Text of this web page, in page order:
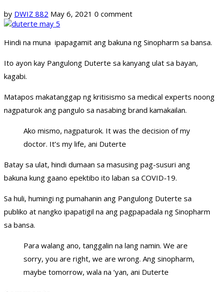
by DWIZ 882 May 6, 2021 0 comment
Hindi na muna ipapagamit ang bakuna ng Sinopharm sa bansa.
Ito ayon kay Pangulong Duterte sa kanyang ulat sa bayan,
kagabi.
Matapos makatanggap ng kritisismo sa medical experts noong
nagpaturok ang pangulo sa nasabing brand kamakailan.
Ako mismo, nagpaturok. It was the decision of my
doctor. It’s my life, ani Duterte
Batay sa ulat, hindi dumaan sa masusing pag-susuri ang
bakuna kung gaano epektibo ito laban sa COVID-19.
Sa huli, humingi ng pumahanin ang Pangulong Duterte sa
publiko at nangko ipapatigil na ang pagpapadala ng Sinopharm
sa bansa.
Para walang ano, tanggalin na lang namin. We are
sorry, you are right, we are wrong. Ang sinopharm,
maybe tomorrow, wala na ‘yan, ani Duterte